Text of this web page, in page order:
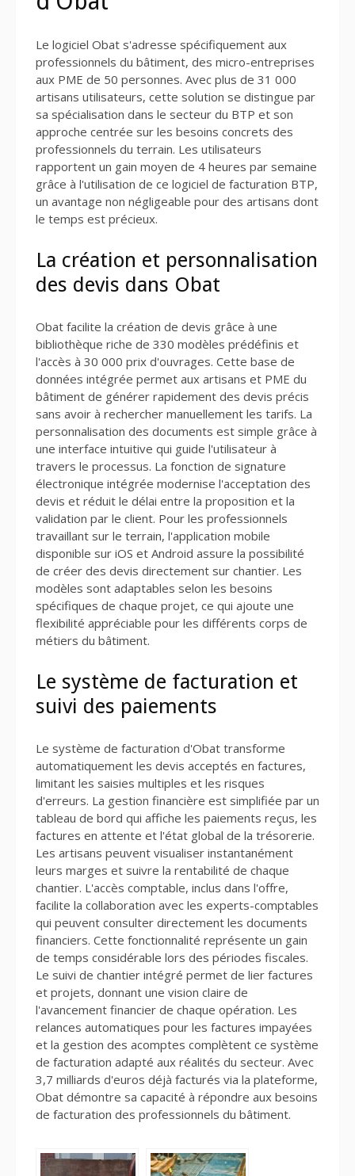
Le logiciel Obat s'adresse spécifiquement aux
professionnels du bâtiment, des micro-entreprises
aux PME de 50 personnes. Avec plus de 31 000
artisans utilisateurs, cette solution se distingue par
sa spécialisation dans le secteur du BTP et son
approche centrée sur les besoins concrets des
professionnels du terrain. Les utilisateurs
rapportent un gain moyen de 4 heures par semaine
grâce à l'utilisation de ce logiciel de facturation BTP,
un avantage non négligeable pour des artisans dont
le temps est précieux.
La création et personnalisation
des devis dans Obat
Obat facilite la création de devis grâce à une
bibliothèque riche de 330 modèles prédéfinis et
l'accès à 30 000 prix d'ouvrages. Cette base de
données intégrée permet aux artisans et PME du
bâtiment de générer rapidement des devis précis
sans avoir à rechercher manuellement les tarifs. La
personnalisation des documents est simple grâce à
une interface intuitive qui guide l'utilisateur à
travers le processus. La fonction de signature
électronique intégrée modernise l'acceptation des
devis et réduit le délai entre la proposition et la
validation par le client. Pour les professionnels
travaillant sur le terrain, l'application mobile
disponible sur iOS et Android assure la possibilité
de créer des devis directement sur chantier. Les
modèles sont adaptables selon les besoins
spécifiques de chaque projet, ce qui ajoute une
flexibilité appréciable pour les différents corps de
métiers du bâtiment.
Le système de facturation et
suivi des paiements
Le système de facturation d'Obat transforme
automatiquement les devis acceptés en factures,
limitant les saisies multiples et les risques
d'erreurs. La gestion financière est simplifiée par un
tableau de bord qui affiche les paiements reçus, les
factures en attente et l'état global de la trésorerie.
Les artisans peuvent visualiser instantanément
leurs marges et suivre la rentabilité de chaque
chantier. L'accès comptable, inclus dans l'offre,
facilite la collaboration avec les experts-comptables
qui peuvent consulter directement les documents
financiers. Cette fonctionnalité représente un gain
de temps considérable lors des périodes fiscales.
Le suivi de chantier intégré permet de lier factures
et projets, donnant une vision claire de
l'avancement financier de chaque opération. Les
relances automatiques pour les factures impayées
et la gestion des acomptes complètent ce système
de facturation adapté aux réalités du secteur. Avec
3,7 milliards d'euros déjà facturés via la plateforme,
Obat démontre sa capacité à répondre aux besoins
de facturation des professionnels du bâtiment.